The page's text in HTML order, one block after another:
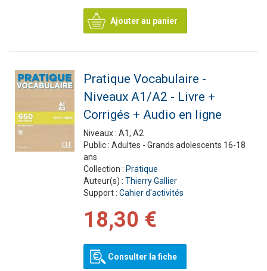
Ajouter au panier
Pratique Vocabulaire -
Niveaux A1/A2 - Livre +
Corrigés + Audio en ligne
Niveaux : A1, A2
Public : Adultes - Grands adolescents 16-18
ans
Collection : Pratique
Auteur(s) : Thierry Gallier
Support : Cahier d'activités
18,30 €
Consulter la fiche